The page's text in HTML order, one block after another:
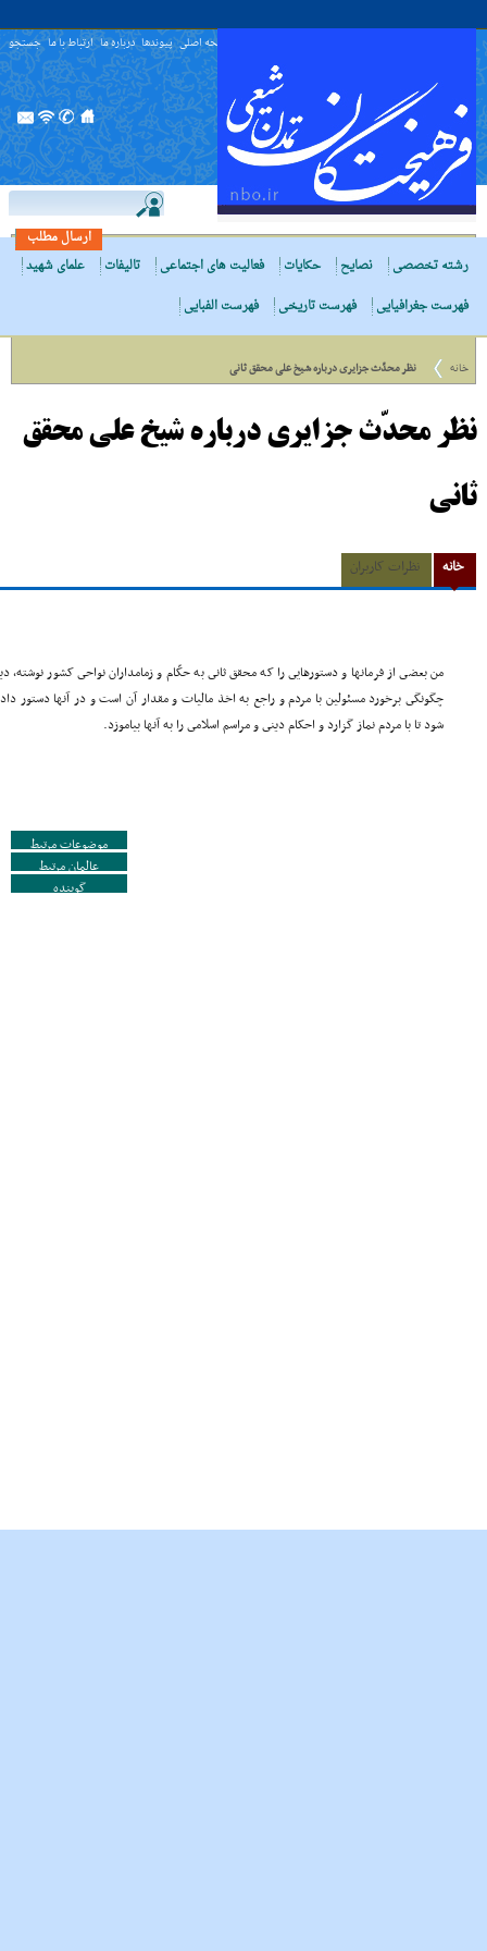
صفحه اصلی پیوندها درباره ما ارتباط با ما جستجو
ارسال مطلب
رشته تخصصی
نصایح حکایات فعالیت های اجتماعی تالیفات
علمای شهید
فهرست جغرافیایی
فهرست تاریخی فهرست الفبایی
خانه نظر محدّث جزایرى درباره شیخ علی محقق ثانی
نظر محدّث جزایرى درباره شیخ علی محقق
ثانی
خانه نظرات کاربران
من بعضى از فرمانها و دستورهایى را که محقق ثانى به حکّام و زمامداران نواحى کشور نوشته،
چگونگى برخورد مسئولین با مردم و راجع به اخذ مالیات و مقدار آن است و در آنها دستور
شود تا با مردم نماز گزارد و احکام دینى و مراسم اسلامى را به آنها بیاموزد.
موضوعات مرتبط
عالمان مرتبط
گوینده